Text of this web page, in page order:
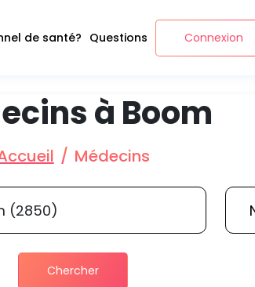
de santé? Questions Connexion
à Boom
Médecins
Chercher